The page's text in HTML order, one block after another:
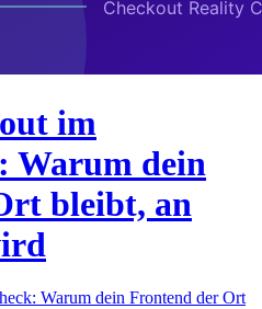
im
Warum dein
bleibt, an
Warum dein Frontend der Ort